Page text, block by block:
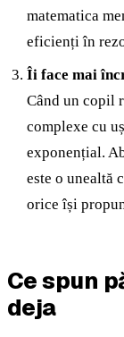
matematica
eficienți în
Îi face mai
Când un copil
complexe cu
exponențial.
este o unealtă
orice își
Ce spun
deja